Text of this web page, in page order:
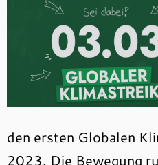
den ersten Globalen
2023. Die Bewegung